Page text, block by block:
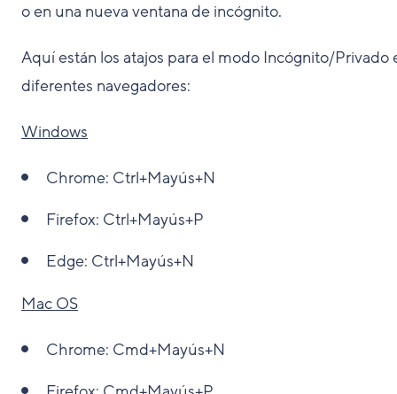
o en una nueva ventana de incógnito.
Aquí están los atajos para el modo Incógnito/Privado
diferentes navegadores:
Windows
Chrome: Ctrl+Mayús+N
Firefox: Ctrl+Mayús+P
Edge: Ctrl+Mayús+N
Mac OS
Chrome: Cmd+Mayús+N